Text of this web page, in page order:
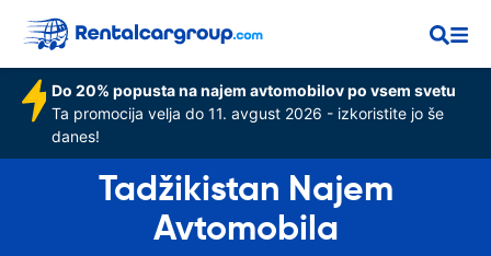
Do 20% popusta na najem avtomobilov po vsem svetu
Ta promocija velja do 11. avgust 2026 - izkoristite jo še
danes!
Tadžikistan Najem
Avtomobila